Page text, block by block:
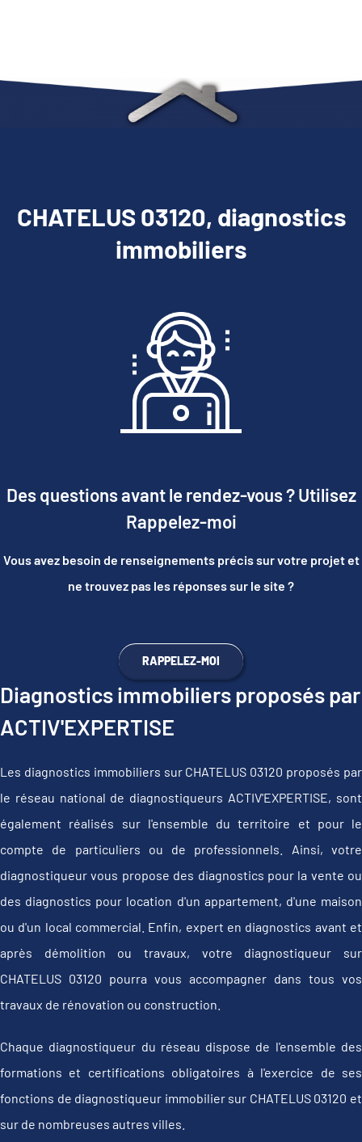
CHATELUS 03120, diagnostics
immobiliers
Des questions avant le rendez-vous ? Utilisez
Rappelez-moi
Vous avez besoin de renseignements précis sur votre projet et
ne trouvez pas les réponses sur le site ?
RAPPELEZ-MOI
Diagnostics immobiliers proposés par
ACTIV'EXPERTISE
Les diagnostics immobiliers sur CHATELUS 03120 proposés par
le réseau national de diagnostiqueurs ACTIV'EXPERTISE, sont
également réalisés sur l'ensemble du territoire et pour le
compte de particuliers ou de professionnels. Ainsi, votre
diagnostiqueur vous propose des diagnostics pour la vente ou
des diagnostics pour location d'un appartement, d'une maison
ou d'un local commercial. Enfin, expert en diagnostics avant et
après démolition ou travaux, votre diagnostiqueur sur
CHATELUS 03120 pourra vous accompagner dans tous vos
travaux de rénovation ou construction.
Chaque diagnostiqueur du réseau dispose de l'ensemble des
formations et certifications obligatoires à l'exercice de ses
fonctions de diagnostiqueur immobilier sur CHATELUS 03120 et
sur de nombreuses autres villes.